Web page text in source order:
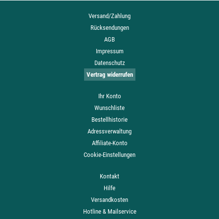
Versand/Zahlung
Rücksendungen
AGB
Impressum
Datenschutz
Vertrag widerrufen
Ihr Konto
Wunschliste
Bestellhistorie
Adressverwaltung
Affiliate-Konto
Cookie-Einstellungen
Kontakt
Hilfe
Versandkosten
Hotline & Mailservice